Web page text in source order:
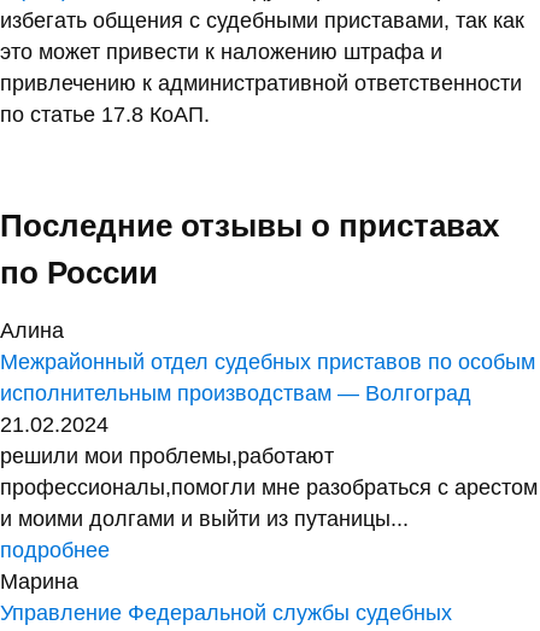
избегать общения с судебными приставами, так как
это может привести к наложению штрафа и
привлечению к административной ответственности
по статье 17.8 КоАП.
Последние отзывы о приставах
по России
Алина
Межрайонный отдел судебных приставов по особым
исполнительным производствам — Волгоград
21.02.2024
решили мои проблемы,работают
профессионалы,помогли мне разобраться с арестом
и моими долгами и выйти из путаницы...
подробнее
Марина
Управление Федеральной службы судебных